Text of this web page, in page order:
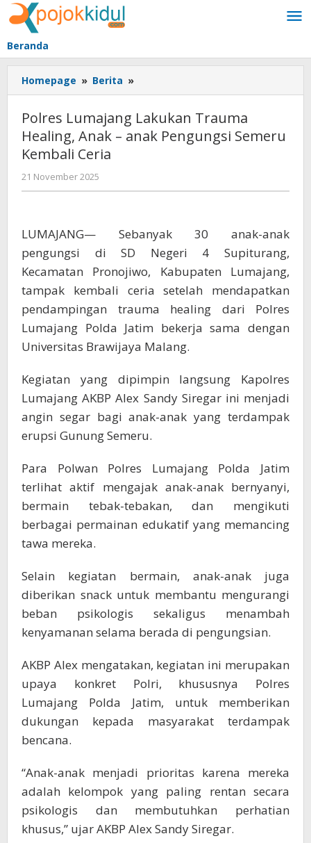
Lewati
ke
konten
Beranda
Homepage » Berita »
Lumajang
Trauma
Healing,
Pengungsi
Ceria
Polres Lumajang Lakukan Trauma
Healing, Anak – anak Pengungsi Semeru
Kembali Ceria
21 November 2025
BangAdmin
LUMAJANG— Sebanyak 30 anak-anak
pengungsi di SD Negeri 4 Supiturang,
Kecamatan Pronojiwo, Kabupaten Lumajang,
tampak kembali ceria setelah mendapatkan
pendampingan trauma healing dari Polres
Lumajang Polda Jatim bekerja sama dengan
Universitas Brawijaya Malang.
Kegiatan yang dipimpin langsung Kapolres
Lumajang AKBP Alex Sandy Siregar ini menjadi
angin segar bagi anak-anak yang terdampak
erupsi Gunung Semeru.
Para Polwan Polres Lumajang Polda Jatim
terlihat aktif mengajak anak-anak bernyanyi,
bermain tebak-tebakan, dan mengikuti
berbagai permainan edukatif yang memancing
tawa mereka.
Selain kegiatan bermain, anak-anak juga
diberikan snack untuk membantu mengurangi
beban psikologis sekaligus menambah
kenyamanan selama berada di pengungsian.
AKBP Alex mengatakan, kegiatan ini merupakan
upaya konkret Polri, khususnya Polres
Lumajang Polda Jatim, untuk memberikan
dukungan kepada masyarakat terdampak
bencana.
“Anak-anak menjadi prioritas karena mereka
adalah kelompok yang paling rentan secara
psikologis dan membutuhkan perhatian
khusus,” ujar AKBP Alex Sandy Siregar.